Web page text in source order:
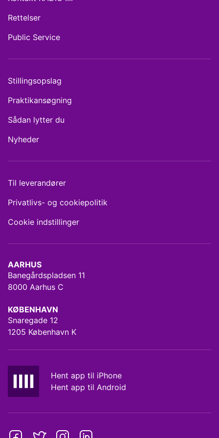
AARHUS
Banegårdspladsen 11
8000 Aarhus C
KØBENHAVN
Snaregade 12
1205 København K
Hent app til iPhone
Hent app til Android
Rettelser
Public Service
Stillingsopslag
Praktikansøgning
Sådan lytter du
Nyheder
Til leverandører
Privatlivs- og cookiepolitik
Cookie indstillinger